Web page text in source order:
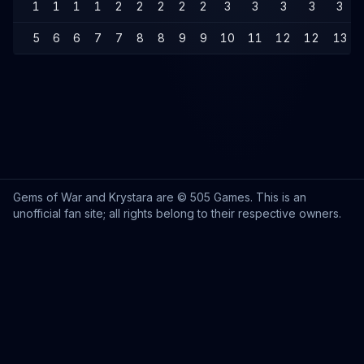
1 1 1 1 2 2 2 2 2 3 3 3 3 3
5 6 6 7 7 8 8 9 9 10 11 12 12 13
Gems of War and Krystara are © 505 Games. This is an
unofficial fan site; all rights belong to their respective owners.